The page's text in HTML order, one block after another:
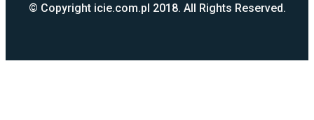
© Copyright icie.com.pl 2018. All Rights Reserved.